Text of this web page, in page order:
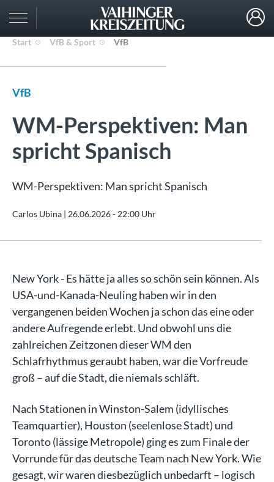
Start VfB & Sport VfB
VfB
WM-Perspektiven: Man
spricht Spanisch
WM-Perspektiven: Man spricht Spanisch
Carlos Ubina | 26.06.2026 - 22:00 Uhr
New York - Es hätte ja alles so schön sein können. Als
USA-und-Kanada-Neuling haben wir in den
vergangenen beiden Wochen ja schon das eine oder
andere Aufregende erlebt. Und obwohl uns die
zahlreichen Zeitzonen dieser WM den
Schlafrhythmus geraubt haben, war die Vorfreude
groß – auf die Stadt, die niemals schläft.
Nach Stationen in Winston-Salem (idyllisches
Teamquartier), Houston (seelenlose Stadt) und
Toronto (lässige Metropole) ging es zum Finale der
Vorrunde für das deutsche Team nach New York. Wie
gesagt, wir waren diesbezüglich unbedarft – logisch